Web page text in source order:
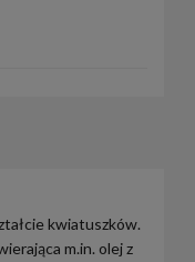
kwiatuszków.
m.in. olej z